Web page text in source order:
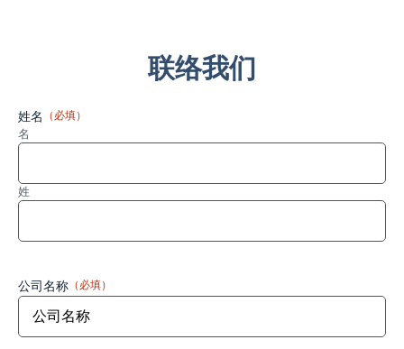
联络我们
姓名 （必填）
名
姓
公司名称 （必填）